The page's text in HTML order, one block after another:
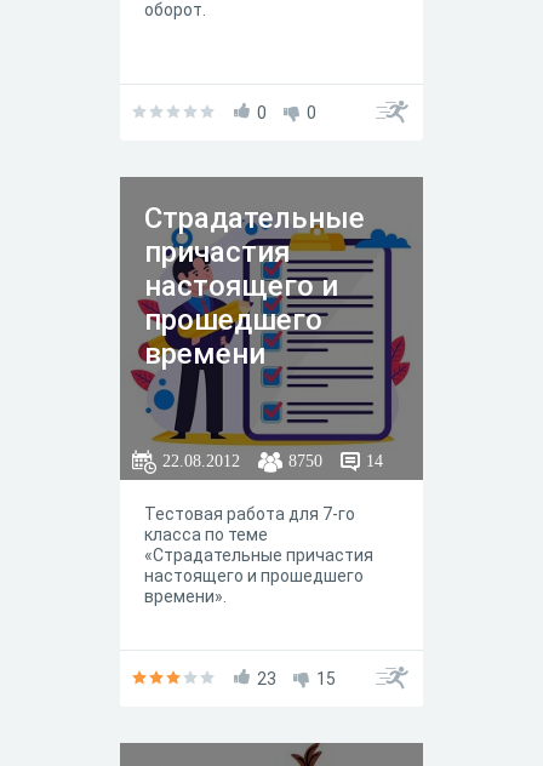
оборот.
0 0
Страдательные
причастия
настоящего и
прошедшего
времени
22.08.2012 8750 14
Тестовая работа для 7-го
класса по теме
«Страдательные причастия
настоящего и прошедшего
времени».
23 15